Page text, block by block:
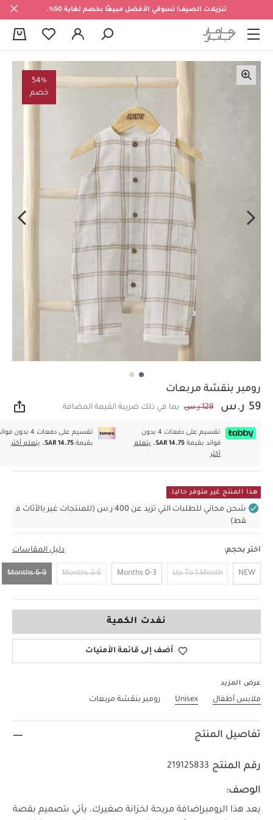
تنزيلات الصيف! تسوقي الأفضل مبيعًا بخصم لغاية 50%.
54%
خصم
رومبر بنقشة مربعات
59 ر.س 129 ر.س بما في ذلك ضريبة القيمة المضافة
تقسيم على دفعات 4 بدون
فوائد بقيمة SAR 14.75.
يتعلم
أكثر
تقسيم على دفعات 4 بدون
بقيمةSAR 14.75. يتعلم أكثر
هذا المنتج غير متوفر حاليا.
شحن مجاني للطلبات التي تزيد عن 400 ر.س (للمنتجات غير بالأثاث ف
قط)
اختر بحجم: دليل المقاسات
NEW
Up To 1 Month
0-3 Months
3-6 Months
6-9 Months
نفدت الكمية
أضف إلى قائمة الأمنيات
عرض المزيد
ملابس أطفال Unisex رومبر بنقشة مربعات
تفاصيل المنتج
رقم المنتج 219125833
الوصف:
يعد هذا الرومبرإضافة مريحة لخزانة صغيرك، يأتي بتصميم بقصة